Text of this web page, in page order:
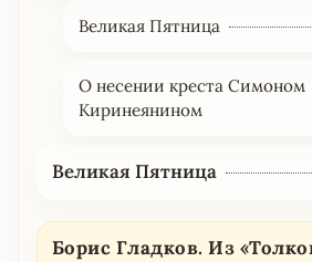
Великая Пятница
О несении креста Симоном
Киринеянином
Великая Пятница
Борис Гладков. Из